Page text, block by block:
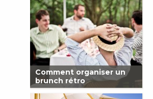
Comment organiser un
brunch rétro